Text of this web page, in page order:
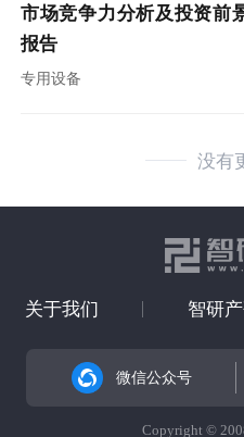
市场竞争力分析及投资前
报告
专用设备
没有
关于我们 智研
微信公众号
Copyright ©